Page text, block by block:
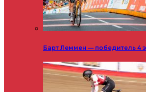
Барт Леммен — победитель 4